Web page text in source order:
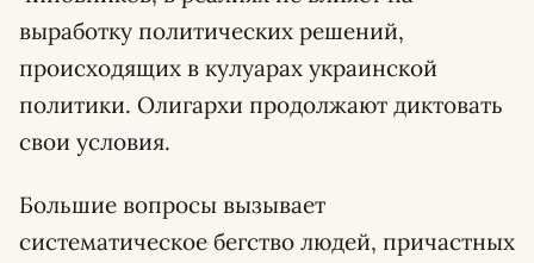
выработку политических решений,
происходящих в кулуарах украинской
политики. Олигархи продолжают диктовать
свои условия.
Большие вопросы вызывает
систематическое бегство людей, причастных